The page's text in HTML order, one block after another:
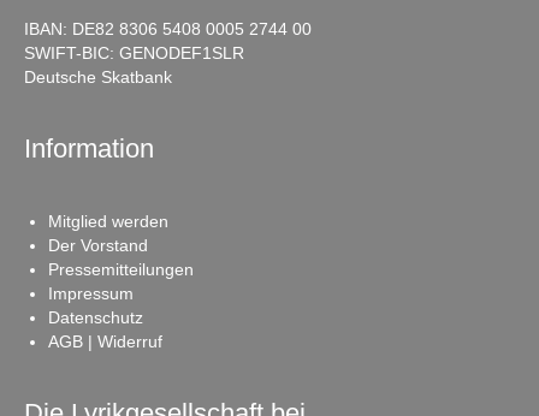
IBAN: DE82 8306 5408 0005 2744 00
SWIFT-BIC: GENODEF1SLR
Deutsche Skatbank
Information
Mitglied werden
Der Vorstand
Pressemitteilungen
Impressum
Datenschutz
AGB | Widerruf